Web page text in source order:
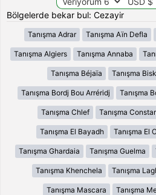
Bölgelerde bekar bul: Cezayir
Tanışma Adrar Tanışma Aïn Defla
Tanışma Algiers Tanışma Annaba
Tanışma Béjaïa Tanışma
Tanışma Bordj Bou Arréridj Tanışma
Tanışma Chlef Tanışma
Tanışma El Bayadh Tanışma El
Tanışma Ghardaia Tanışma Guelma
Tanışma Khenchela Tanışma
Tanışma Mascara Tanışma